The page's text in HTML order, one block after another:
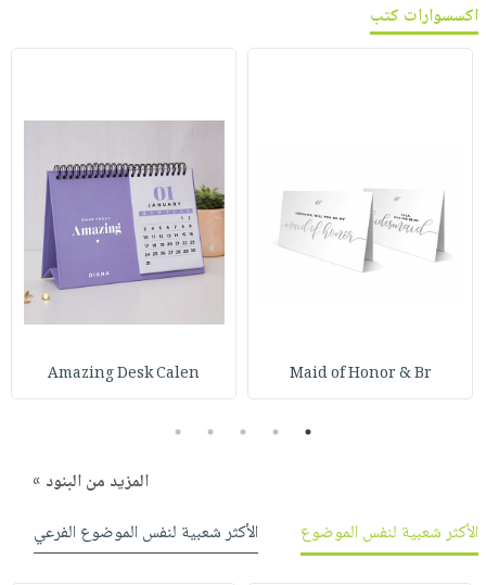
اكسسوارات كتب
Maid of Honor & Br
Amazing Desk Calen
1
2
3
4
5
المزيد من البنود »
الأكثر شعبية لنفس الموضوع
الأكثر شعبية لنفس الموضوع الفرعي